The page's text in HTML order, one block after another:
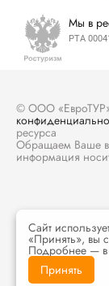
Мы в
РТА
© ООО
ресурса
Обращаем Ваше
информация
Сайт
«Принять», вы
Подробнее — в
Принять